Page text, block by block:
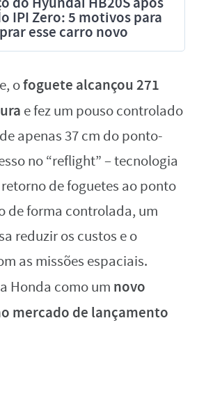
IPI Zero: 5 motivos para
esse carro novo
ofoguete alcançou 271
e fez um pouso controlado
apenas 37 cm do ponto-
no “reflight” – tecnologia
de foguetes ao ponto
de forma controlada, um
reduzir os custos e o
as missões espaciais.
Honda como um novo
mercado de lançamento